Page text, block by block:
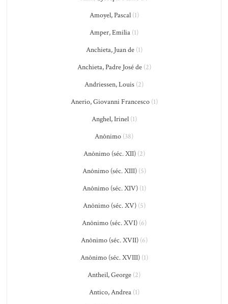
Amoyel, Pascal(1)
Amper, Emilia (1)
Anchieta, Juan de(1)
Anchieta, Padre José de(2)
Andriessen, Louis (2)
Anerio, Giovanni Francesco(1)
Anghel, Irinel(1)
Anônimo (38)
Anônimo (séc. XII)(2)
Anônimo (séc. XIII)(5)
Anônimo (séc. XIV)(1)
Anônimo (séc. XV)(5)
Anônimo (séc. XVI)(6)
Anônimo (séc. XVII)(6)
Anônimo (séc. XVIII)(1)
Antheil, George (2)
Antico, Andrea(1)